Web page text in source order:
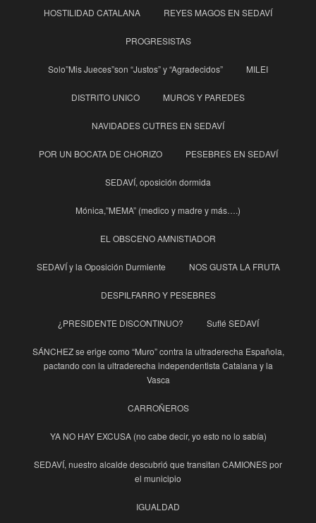
HOSTILIDAD CATALANA REYES MAGOS EN SEDAVÍ
PROGRESISTAS
Solo”Mis Jueces”son “Justos” y “Agradecidos” MILEI
DISTRITO UNICO MUROS Y PAREDES
NAVIDADES CUTRES EN SEDAVÍ
POR UN BOCATA DE CHORIZO PESEBRES EN SEDAVÍ
SEDAVÍ, oposición dormida
Mónica,”MEMA” (medico y madre y más….)
EL OBSCENO AMNISTIADOR
SEDAVÍ y la Oposición Durmiente NOS GUSTA LA FRUTA
DESPILFARRO Y PESEBRES
¿PRESIDENTE DISCONTINUO? Suflé SEDAVÍ
SÁNCHEZ se erige como “Muro” contra la ultraderecha Española,
pactando con la ultraderecha independentista Catalana y la
Vasca
CARROÑEROS
YA NO HAY EXCUSA (no cabe decir, yo esto no lo sabía)
SEDAVÍ, nuestro alcalde descubrió que transitan CAMIONES por
el municipio
IGUALDAD